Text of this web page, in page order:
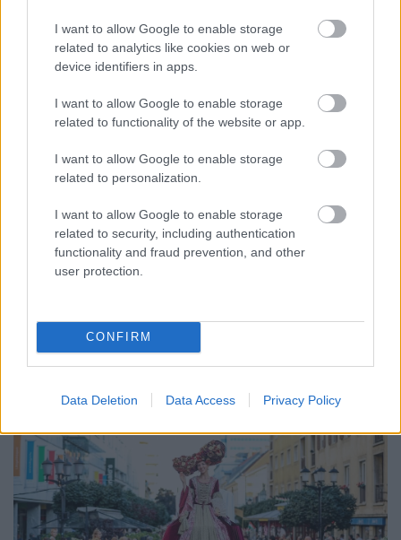
I want to allow Google to enable storage
related to analytics like cookies on web or
device identifiers in apps.
I want to allow Google to enable storage
related to functionality of the website or app.
I want to allow Google to enable storage
related to personalization.
I want to allow Google to enable storage
related to security, including authentication
functionality and fraud prevention, and other
user protection.
CONFIRM
Data Deletion Data Access Privacy Policy
A GYŐRI AUDI ETO KC PÉNTEKI FELKÉSZÜLÉSI
MÉRKŐZÉSE
Az energiaellátás tehermentesítése érdekében másfél órával